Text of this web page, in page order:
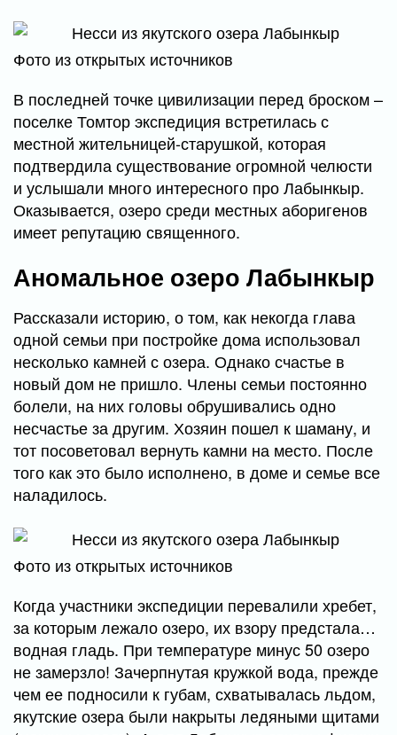
Фото из открытых источников
В последней точке цивилизации перед броском –
поселке Томтор экспедиция встретилась с
местной жительницей-старушкой, которая
подтвердила существование огромной челюсти
и услышали много интересного про Лабынкыр.
Оказывается, озеро среди местных аборигенов
имеет репутацию священного.
Аномальное озеро Лабынкыр
Рассказали историю, о том, как некогда глава
одной семьи при постройке дома использовал
несколько камней с озера. Однако счастье в
новый дом не пришло. Члены семьи постоянно
болели, на них головы обрушивались одно
несчастье за другим. Хозяин пошел к шаману, и
тот посоветовал вернуть камни на место. После
того как это было исполнено, в доме и семье все
наладилось.
Фото из открытых источников
Когда участники экспедиции перевалили хребет,
за которым лежало озеро, их взору предстала…
водная гладь. При температуре минус 50 озеро
не замерзло! Зачерпнутая кружкой вода, прежде
чем ее подносили к губам, схватывалась льдом,
якутские озера были накрыты ледяными щитами